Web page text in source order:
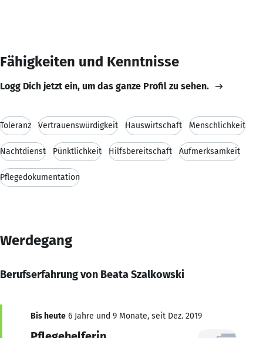
Fähigkeiten und Kenntnisse
Logg Dich jetzt ein, um das ganze Profil zu sehen.
Toleranz Vertrauenswürdigkeit Hauswirtschaft Menschlichkeit
Nachtdienst Pünktlichkeit Hilfsbereitschaft Aufmerksamkeit
Pflegedokumentation
Werdegang
Berufserfahrung von Beata Szalkowski
Bis heute 6 Jahre und 9 Monate, seit Dez. 2019